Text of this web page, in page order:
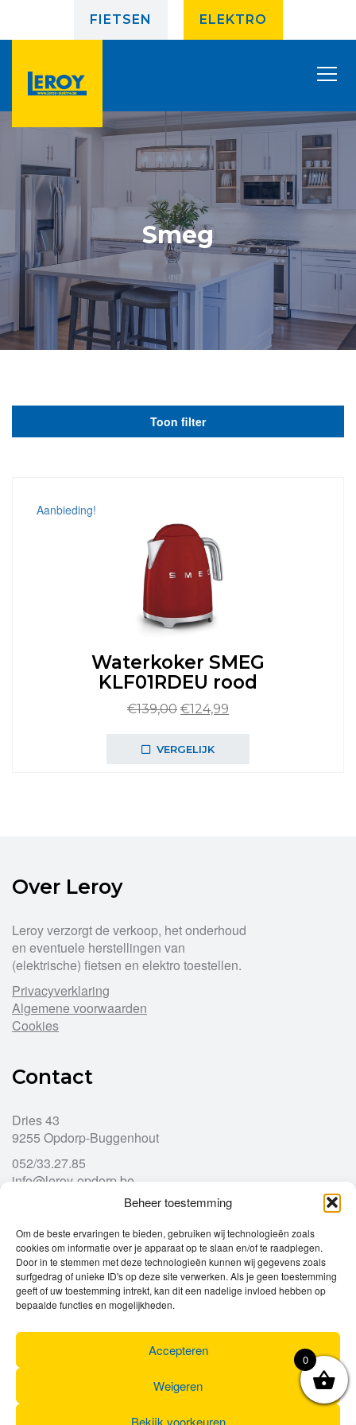
Beheer toestemming
Om de beste ervaringen te bieden, gebruiken wij technologieën zoals
cookies om informatie over je apparaat op te slaan en/of te raadplegen.
Door in te stemmen met deze technologieën kunnen wij gegevens zoals
surfgedrag of unieke ID's op deze site verwerken. Als je geen toestemming
geeft of uw toestemming intrekt, kan dit een nadelige invloed hebben op
bepaalde functies en mogelijkheden.
Accepteren
Weigeren
Bekijk voorkeuren
FIETSEN ELEKTRO
Smeg
Toon filter
Aanbieding!
Waterkoker SMEG
KLF01RDEU rood
€139,00 Oorspronkelijke
was:
€124,99
VERGELIJK
Over Leroy
Leroy verzorgt de verkoop, het onderhoud
en eventuele herstellingen van
(elektrische) fietsen en elektro toestellen.
Privacyverklaring
Algemene voorwaarden
Cookies
Contact
Dries 43
9255 Opdorp-Buggenhout
052/33.27.85
info@leroy-opdorp.be
Openingsuren
Ma
gesloten
Di
9u – 12u
13u – 18u00
Wo
9u – 12u
13u – 18u00
Do
9u – 12u
13u – 18u00
13u – 18u00
Za
0